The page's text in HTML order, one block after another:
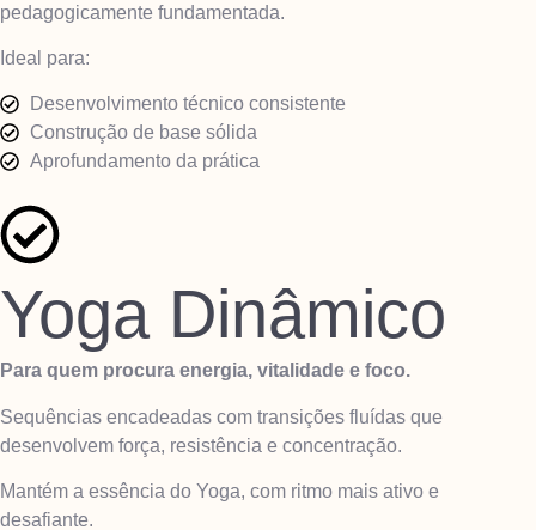
pedagogicamente fundamentada.
Ideal para:
Desenvolvimento técnico consistente
Construção de base sólida
Aprofundamento da prática
Yoga Dinâmico
Para quem procura energia, vitalidade e foco.
Sequências encadeadas com transições fluídas que
desenvolvem força, resistência e concentração.
Mantém a essência do Yoga, com ritmo mais ativo e
desafiante.